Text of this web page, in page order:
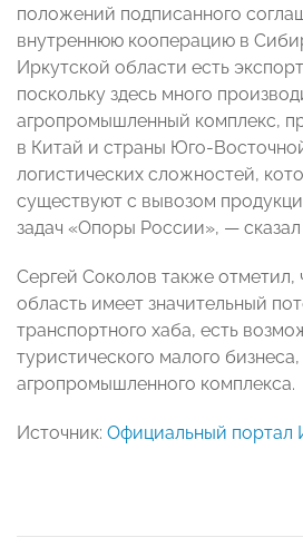
положений подписанного
внутреннюю кооперацию в
Иркутской области есть
поскольку здесь много
агропромышленный комплекс,
в Китай и страны Юго-
логистических сложностей,
существуют с вывозом
задач «Опоры России», —
Сергей Соколов также отметил,
область имеет значительный
транспортного хаба, есть
туристического малого
агропромышленного комплекса.
Источник: Официальный портал